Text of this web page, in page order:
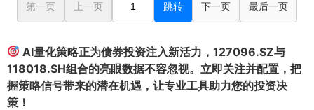
第一页 上一页 跳转 下一页 最后一页
AI量化策略正为债券投资注入新活力，127096.SZ与
118018.SH组合的亮眼数据不容忽视。立即关注并配置，把
握策略信号带来的潜在机遇，让专业工具助力您的投资决
策！